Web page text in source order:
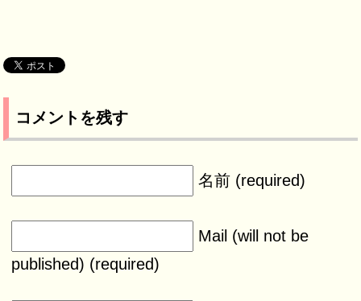
コメントを残す
名前 (required)
Mail (will not be
published) (required)